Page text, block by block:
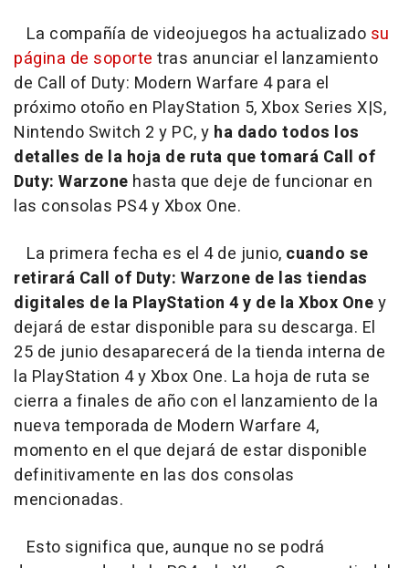
La compañía de videojuegos ha actualizado su
página de soporte tras anunciar el lanzamiento
de Call of Duty: Modern Warfare 4 para el
próximo otoño en PlayStation 5, Xbox Series X|S,
Nintendo Switch 2 y PC, y ha dado todos los
detalles de la hoja de ruta que tomará Call of
Duty: Warzone hasta que deje de funcionar en
las consolas PS4 y Xbox One.
La primera fecha es el 4 de junio, cuando se
retirará Call of Duty: Warzone de las tiendas
digitales de la PlayStation 4 y de la Xbox Oney
dejará de estar disponible para su descarga. El
25 de junio desaparecerá de la tienda interna de
la PlayStation 4 y Xbox One. La hoja de ruta se
cierra a finales de año con el lanzamiento de la
nueva temporada de Modern Warfare 4,
momento en el que dejará de estar disponible
definitivamente en las dos consolas
mencionadas.
Esto significa que, aunque no se podrá